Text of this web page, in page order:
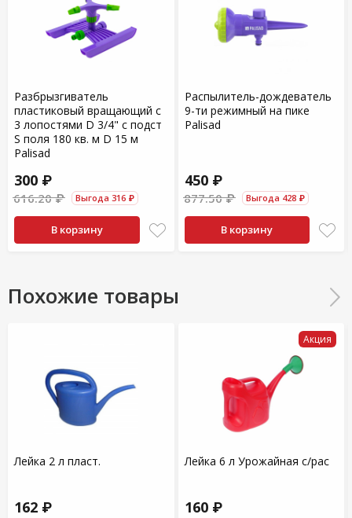
Разбрызгиватель
пластиковый вращающий с
3 лопостями D 3/4" с подст
S поля 180 кв. м D 15 м
Palisad
300 ₽
616.20 ₽ Выгода 316 ₽
В корзину
Распылитель-дождеватель
9-ти режимный на пике
Palisad
450 ₽
877.50 ₽ Выгода 428 ₽
В корзину
Похожие товары
Лейка 2 л пласт.
162 ₽
Акция
Лейка 6 л Урожайная с/рас
160 ₽